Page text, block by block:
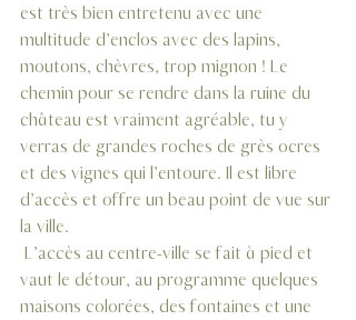
est très bien entretenu avec une
multitude d’enclos avec des lapins,
moutons, chèvres, trop mignon ! Le
chemin pour se rendre dans la ruine du
château est vraiment agréable, tu y
verras de grandes roches de grès ocres
et des vignes qui l’entoure. Il est libre
d’accès et offre un beau point de vue sur
la ville.
vaut le détour, au programme quelques
maisons colorées, des fontaines et une